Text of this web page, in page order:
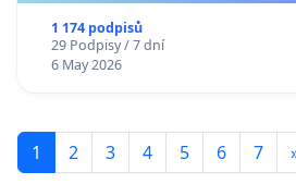
1 174 podpisů
29 Podpisy / 7 dní
6 May 2026
1 2 3 4 5 6 7